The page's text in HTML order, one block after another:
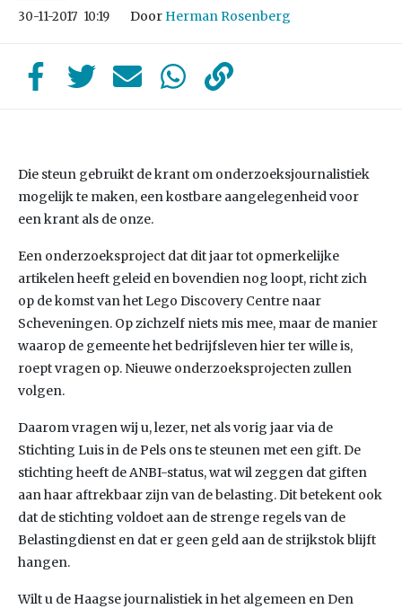
30-11-2017 10:19 Door Herman Rosenberg
Die steun gebruikt de krant om onderzoeksjournalistiek
mogelijk te maken, een kostbare aangelegenheid voor
een krant als de onze.
Een onderzoeksproject dat dit jaar tot opmerkelijke
artikelen heeft geleid en bovendien nog loopt, richt zich
op de komst van het Lego Discovery Centre naar
Scheveningen. Op zichzelf niets mis mee, maar de manier
waarop de gemeente het bedrijfsleven hier ter wille is,
roept vragen op. Nieuwe onderzoeksprojecten zullen
volgen.
Daarom vragen wij u, lezer, net als vorig jaar via de
Stichting Luis in de Pels ons te steunen met een gift. De
stichting heeft de ANBI-status, wat wil zeggen dat giften
aan haar aftrekbaar zijn van de belasting. Dit betekent ook
dat de stichting voldoet aan de strenge regels van de
Belastingdienst en dat er geen geld aan de strijkstok blijft
hangen.
Wilt u de Haagse journalistiek in het algemeen en Den